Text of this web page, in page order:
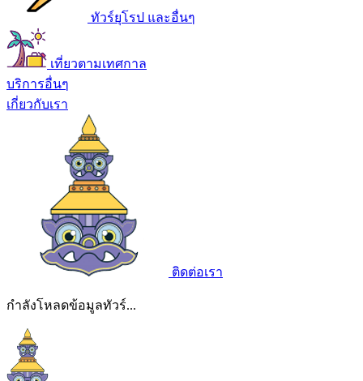
ทัวร์ยุโรป และอื่นๆ
เที่ยวตามเทศกาล
บริการอื่นๆ
เกี่ยวกับเรา
ติดต่อเรา
กำลังโหลดข้อมูลทัวร์...